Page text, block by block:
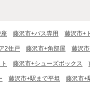
藤沢市+バス専用 藤沢市+
2住戸 藤沢市+角部屋 藤沢
藤沢市+シューズボックス
藤沢市+駅まで平坦 藤沢市+